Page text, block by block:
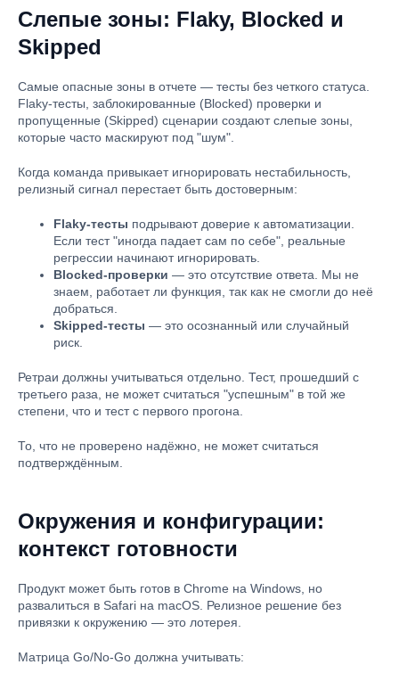
Слепые зоны: Flaky, Blocked и
Skipped
Самые опасные зоны в отчете — тесты без четкого статуса.
Flaky-тесты, заблокированные (Blocked) проверки и
пропущенные (Skipped) сценарии создают слепые зоны,
которые часто маскируют под "шум".
Когда команда привыкает игнорировать нестабильность,
релизный сигнал перестает быть достоверным:
Flaky-тесты подрывают доверие к автоматизации.
Если тест "иногда падает сам по себе", реальные
регрессии начинают игнорировать.
Blocked-проверки — это отсутствие ответа. Мы не
знаем, работает ли функция, так как не смогли до неё
добраться.
Skipped-тесты — это осознанный или случайный
риск.
Ретраи должны учитываться отдельно. Тест, прошедший с
третьего раза, не может считаться "успешным" в той же
степени, что и тест с первого прогона.
То, что не проверено надёжно, не может считаться
подтверждённым.
Окружения и конфигурации:
контекст готовности
Продукт может быть готов в Chrome на Windows, но
развалиться в Safari на macOS. Релизное решение без
привязки к окружению — это лотерея.
Матрица Go/No-Go должна учитывать: